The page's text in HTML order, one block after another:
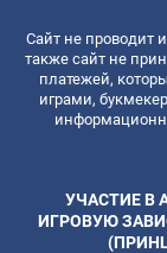
Сайт не проводит
также сайт не
платежей,
играми,
УЧАСТИЕ В
ИГРОВУЮ